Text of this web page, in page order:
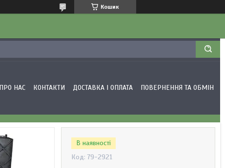
Кошик
ПРО НАС КОНТАКТИ ДОСТАВКА І ОПЛАТА ПОВЕРНЕННЯ ТА ОБМІН
В наявності
Код: 79-2921